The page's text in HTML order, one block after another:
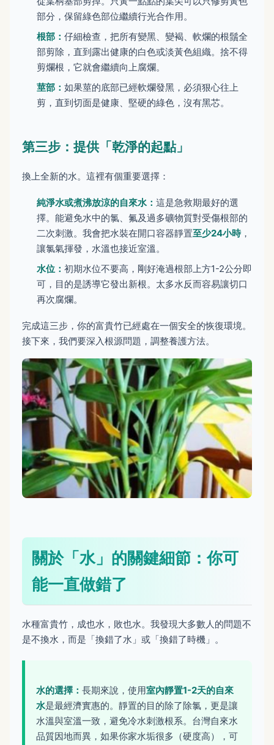
部分，保留綠色部位繼續行光合作用。
根部： 仔細檢查，把所有變黑、變褐、軟爛的根鬚全
部剪除，直到露出健康的白色或淡黃色組織。捨不得
剪爛根，它就會繼續向上腐爛。
莖部： 如果莖的底部已經軟爛發黑，必須狠心往上
剪，直到切面是健康、堅硬的綠色，沒有黑芯。
第三步：提供「乾淨的起點」
換上全新的水。這裡有個重要選擇：
純淨水或煮沸放涼的自來水： 這是急救期最好的選
擇。能避免水中的氯、氟及過多礦物質對受傷根部的
二次刺激。我會把水裝在開口容器靜置至少24小時，
讓氯氣揮發，水溫也接近室溫。
水位： 初期水位不要高，剛好淹過根部上方1-2公分即
可，目的是誘導它發出新根。太多水反而容易讓切口
再次腐爛。
完成這三步，你的富貴竹已經處在一個安全的恢復環境。
接下來，我們要深入根源問題，調整養護方法。
關於「水」的關鍵細節：你可
能一直做錯了
水種富貴竹，成也水，敗也水。我發現大多數人的問題不
是不換水，而是「換錯了水」或「換錯了時機」。
水的選擇： 長期來說，使用室內靜置1-2天的自來
水是最經濟實惠的。靜置的目的除了除氯，更是讓
水溫與室溫一致，避免冷水刺激根系。台灣自來水
品質因地而異，如果你家水垢很多（硬度高），可